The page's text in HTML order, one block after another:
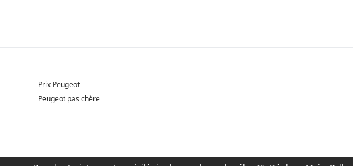
Prix Peugeot
Peugeot pas chère